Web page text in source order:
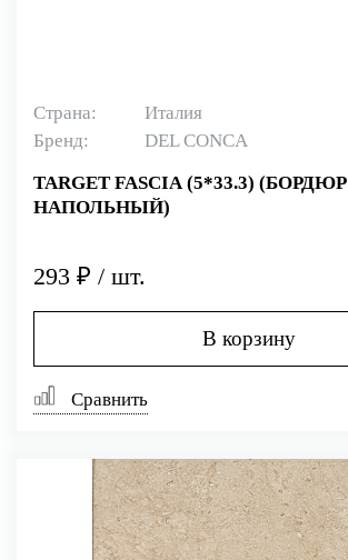
Страна:
Италия
Бренд:
DEL CONCA
TARGET FASCIA (5*33.3) (БОРДЮР
НАПОЛЬНЫЙ)
293 ₽ / шт.
В корзину
Сравнить